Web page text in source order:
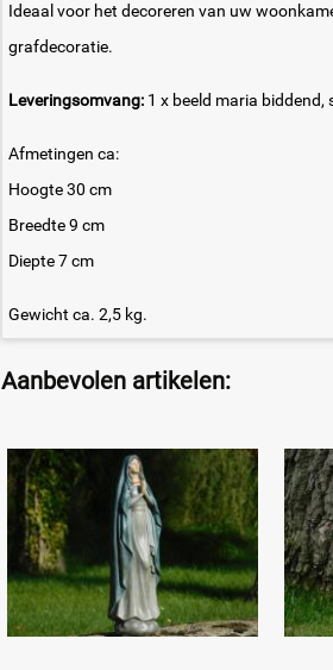
Ideaal voor het decoreren van uw
grafdecoratie.
Leveringsomvang: 1 x beeld maria biddend,
Afmetingen ca:
Hoogte 30 cm
Breedte 9 cm
Diepte 7 cm
Gewicht ca. 2,5 kg.
Aanbevolen artikelen: